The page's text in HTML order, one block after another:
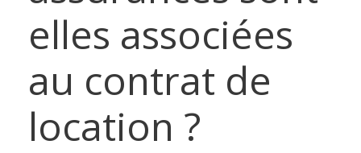
elles associées
au contrat de
location ?